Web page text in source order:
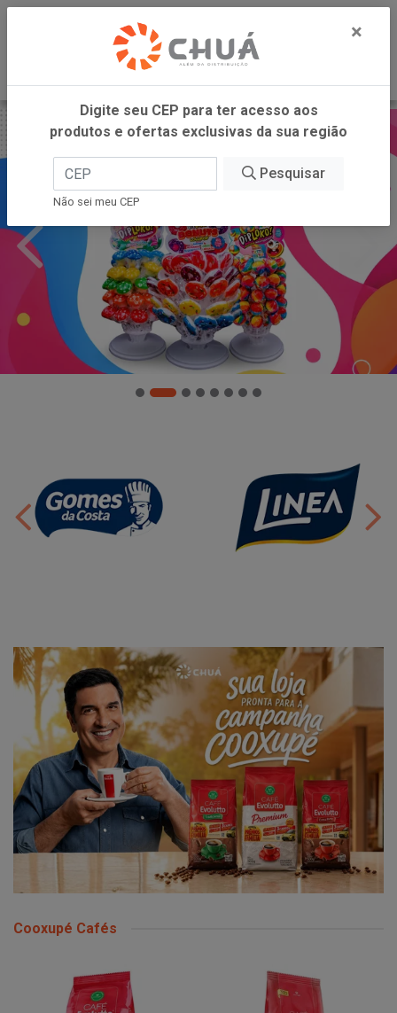
Cooxupé Cafés
×
Digite seu CEP para ter acesso aos
produtos e ofertas exclusivas da sua região
Pesquisar
Não sei meu CEP